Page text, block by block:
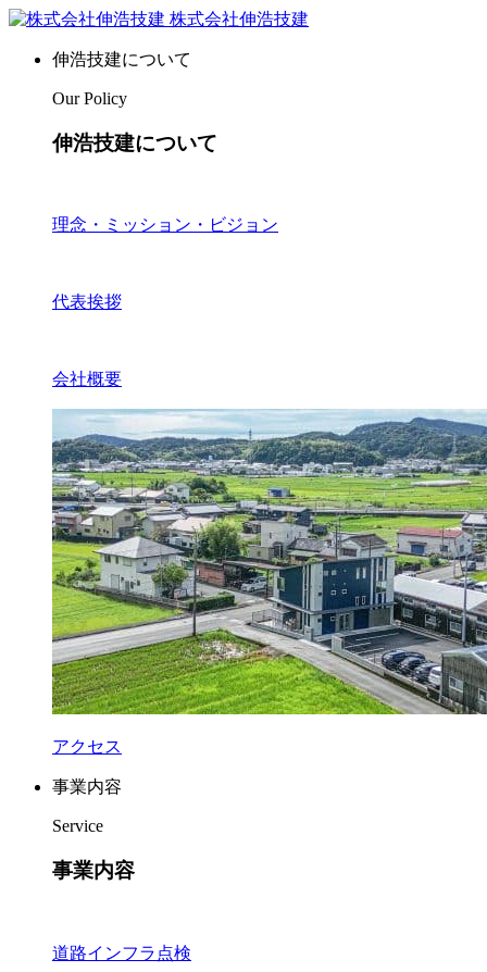
株式会社伸浩技建
伸浩技建について
Our Policy
伸浩技建について
理念・ミッション・ビジョン
代表挨拶
会社概要
アクセス
事業内容
Service
事業内容
道路インフラ点検